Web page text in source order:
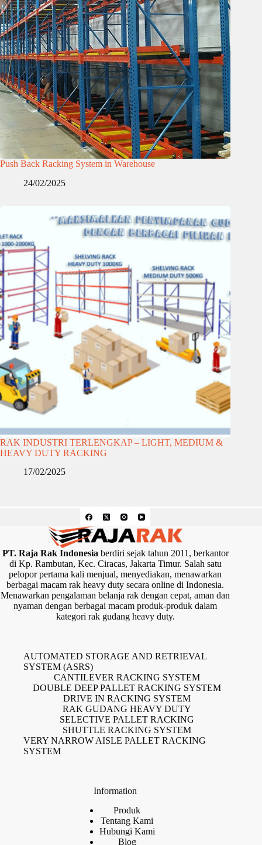
Push Back Racking System in Warehouse
24/02/2025
RAK INDUSTRI TERLENGKAP – LIGHT, MEDIUM &
HEAVY DUTY RACKING
17/02/2025
PT. Raja Rak Indonesiaberdiri sejak tahun 2011, berkantor
di Kp. Rambutan, Kec. Ciracas, Jakarta Timur. Salah satu
pelopor pertama kali menjual, menyediakan, menawarkan
berbagai macam rak heavy duty secara online di Indonesia.
Menawarkan pengalaman belanja rak dengan cepat, aman dan
nyaman dengan berbagai macam produk-produk dalam
kategori rak gudang heavy duty.
AUTOMATED STORAGE AND RETRIEVAL
SYSTEM (ASRS)
CANTILEVER RACKING SYSTEM
DOUBLE DEEP PALLET RACKING SYSTEM
DRIVE IN RACKING SYSTEM
RAK GUDANG HEAVY DUTY
SELECTIVE PALLET RACKING
SHUTTLE RACKING SYSTEM
VERY NARROW AISLE PALLET RACKING
SYSTEM
Information
Produk
Tentang Kami
Hubungi Kami
Blog